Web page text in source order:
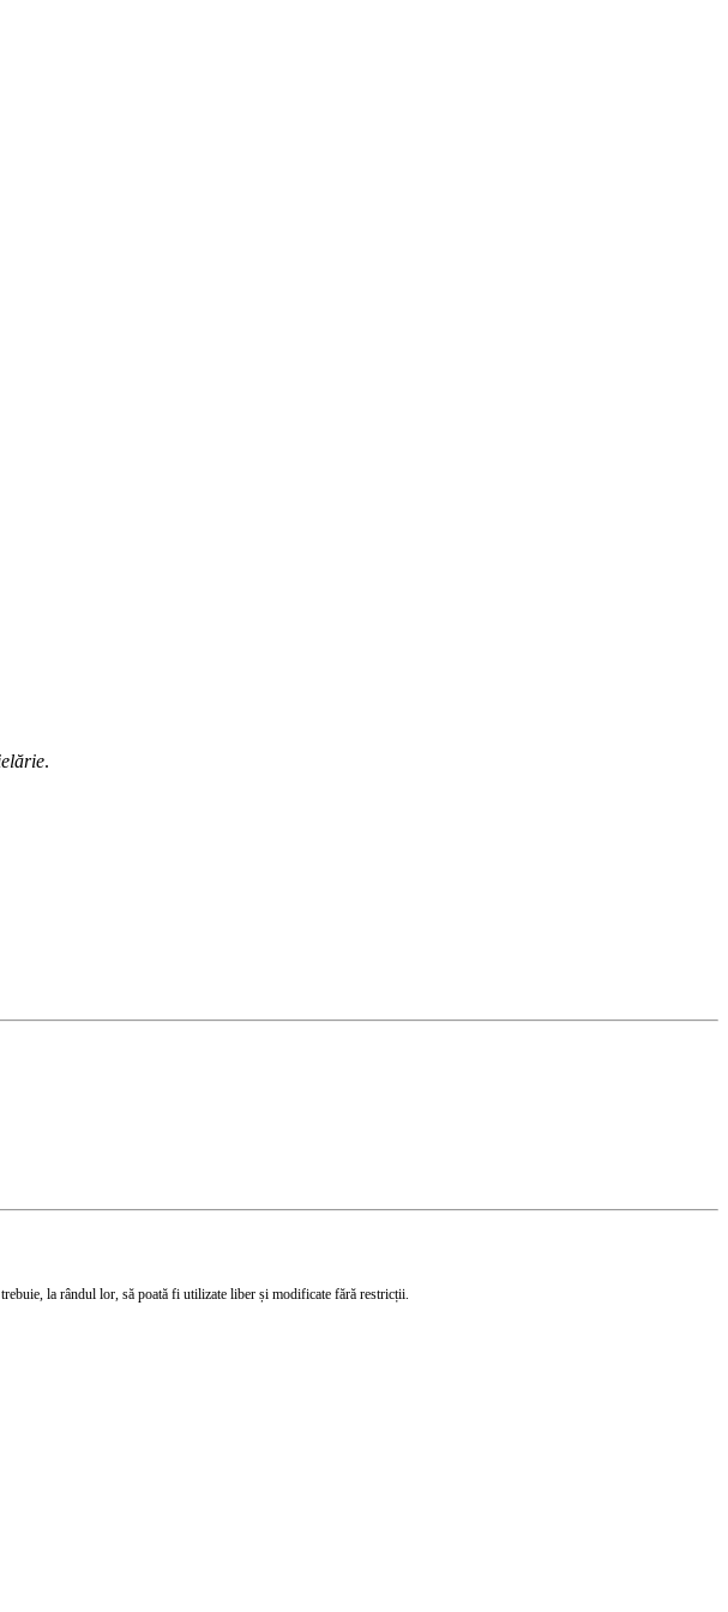
.
la rândul lor, să poată fi utilizate liber și modificate fără restricții.